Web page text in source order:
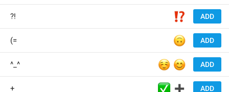
ADD
⁉️
?!
ADD
🙃
(=
ADD
☺️
😊
^_^
ADD
✅
➕
+